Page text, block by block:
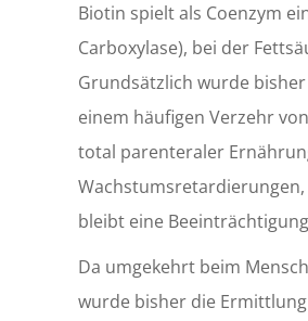
Biotin spielt als Coenzym
Carboxylase), bei der
Grundsätzlich wurde
einem häufigen Verzehr
total parenteraler
bleibt eine
Da umgekehrt beim
wurde bisher die